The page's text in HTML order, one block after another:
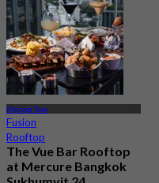
Khlong Toei
Fusion
Rooftop
The Vue Bar Rooftop
at Mercure Bangkok